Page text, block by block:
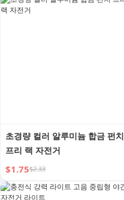
초경량 컬러 알루미늄 합금 펀치
프리 랙 자전거
$1.75$2.33